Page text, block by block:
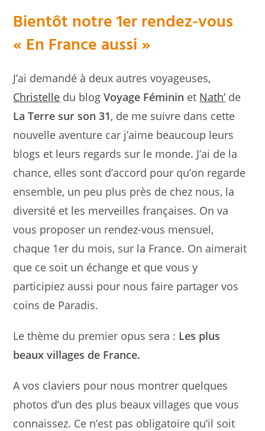
Bientôt notre 1er rendez-vous
« En France aussi »
J’ai demandé à deux autres voyageuses,
Christelle du blogVoyage Féminin et Nath’ de
La Terre sur son 31, de me suivre dans cette
nouvelle aventure car j’aime beaucoup leurs
blogs et leurs regards sur le monde. J’ai de la
chance, elles sont d’accord pour qu’on regarde
ensemble, un peu plus près de chez nous, la
diversité et les merveilles françaises. On va
vous proposer un rendez-vous mensuel,
chaque 1er du mois, sur la France. On aimerait
que ce soit un échange et que vous y
participiez aussi pour nous faire partager vos
coins de Paradis.
Le thème du premier opus sera : Les plus
beaux villages de France.
A vos claviers pour nous montrer quelques
photos d’un des plus beaux villages que vous
connaissez. Ce n’est pas obligatoire qu’il soit